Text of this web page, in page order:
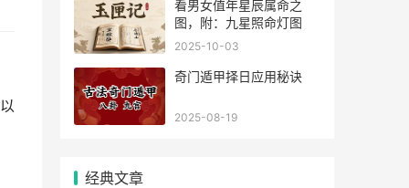
看男女值年星辰属命之
图，附：九星照命灯图
2025-10-03
奇门遁甲择日应用秘诀
2025-08-19
经典文章